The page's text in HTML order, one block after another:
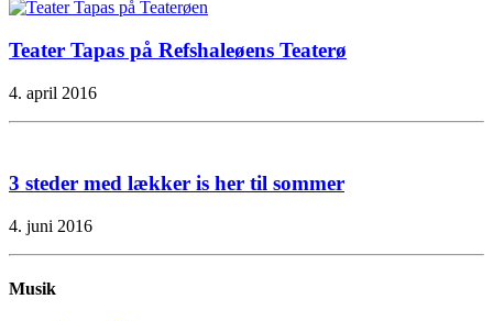
Teater Tapas på Refshaleøens Teaterø
4. april 2016
3 steder med lækker is her til sommer
4. juni 2016
Musik